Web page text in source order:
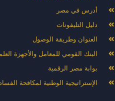
أدرس في مصر
دليل التليفونات
العنوان وطريقة الوصول
البنك القومي للمعامل والأجهزة
بوابة مصر الرقمية
الإستراتيجية الوطنية لمكافحة الفساد